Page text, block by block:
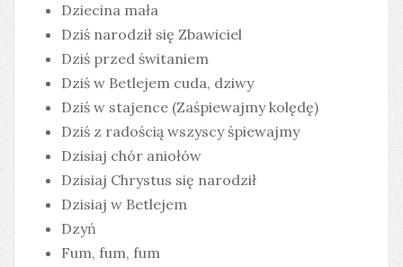
Dziecina mała
Dziś narodził się Zbawiciel
Dziś przed świtaniem
Dziś w Betlejem cuda, dziwy
Dziś w stajence (Zaśpiewajmy kolędę)
Dziś z radością wszyscy śpiewajmy
Dzisiaj chór aniołów
Dzisiaj Chrystus się narodził
Dzisiaj w Betlejem
Dzyń
Fum, fum, fum